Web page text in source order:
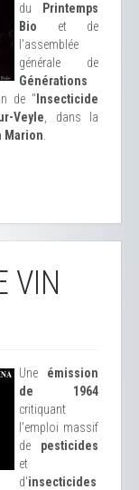
du
Printemps
Bio et de
l'assemblée
générale de
Générations
de " Insecticide
Veyle , dans la
Marion
VIN
Une émission
de 1964
critiquant
l'emploi massif
de pesticides
et
d'insecticides